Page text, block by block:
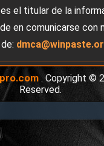
el titular de la
en comunicarse con
. Copyright ©
Reserved.